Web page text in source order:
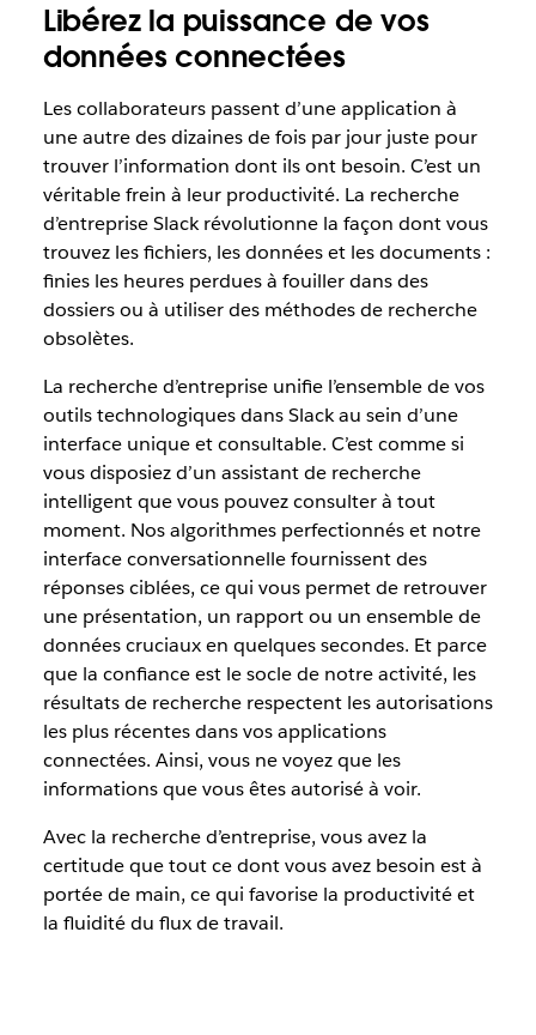
Libérez la puissance de vos
données connectées
Les collaborateurs passent d’une application à
une autre des dizaines de fois par jour juste pour
trouver l’information dont ils ont besoin. C’est un
véritable frein à leur productivité. La recherche
d’entreprise Slack révolutionne la façon dont vous
trouvez les fichiers, les données et les documents :
finies les heures perdues à fouiller dans des
dossiers ou à utiliser des méthodes de recherche
obsolètes.
La recherche d’entreprise unifie l’ensemble de vos
outils technologiques dans Slack au sein d’une
interface unique et consultable. C’est comme si
vous disposiez d’un assistant de recherche
intelligent que vous pouvez consulter à tout
moment. Nos algorithmes perfectionnés et notre
interface conversationnelle fournissent des
réponses ciblées, ce qui vous permet de retrouver
une présentation, un rapport ou un ensemble de
données cruciaux en quelques secondes. Et parce
que la confiance est le socle de notre activité, les
résultats de recherche respectent les autorisations
les plus récentes dans vos applications
connectées. Ainsi, vous ne voyez que les
informations que vous êtes autorisé à voir.
Avec la recherche d’entreprise, vous avez la
certitude que tout ce dont vous avez besoin est à
portée de main, ce qui favorise la productivité et
la fluidité du flux de travail.